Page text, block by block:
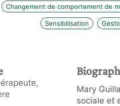
Changement de comportement de
Sensibilisation
Mary
sociale et